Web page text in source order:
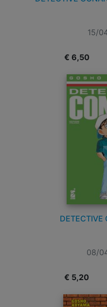
15/
€ 6,50
DETECTIVE
08/
€ 5,20